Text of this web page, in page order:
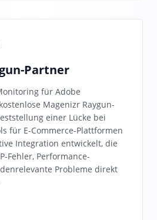
Partner
für Adobe
Magenizr Raygun-
einer Lücke bei
für E-Commerce-Plattformen
Integration entwickelt, die
Fehler, Performance-
Probleme direkt